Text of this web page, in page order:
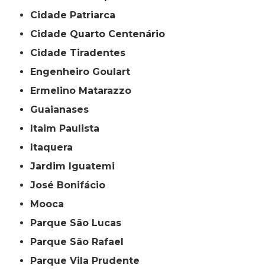
Cidade Patriarca
Cidade Quarto Centenário
Cidade Tiradentes
Engenheiro Goulart
Ermelino Matarazzo
Guaianases
Itaim Paulista
Itaquera
Jardim Iguatemi
José Bonifácio
Mooca
Parque São Lucas
Parque São Rafael
Parque Vila Prudente